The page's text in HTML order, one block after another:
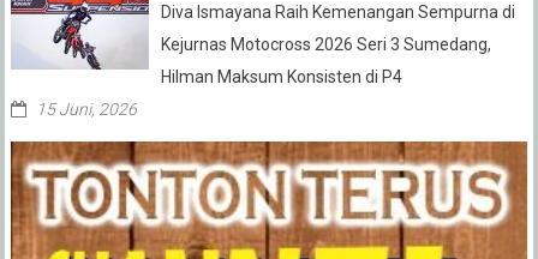
Diva Ismayana Raih Kemenangan Sempurna di
Kejurnas Motocross 2026 Seri 3 Sumedang,
Hilman Maksum Konsisten di P4
15 Juni, 2026